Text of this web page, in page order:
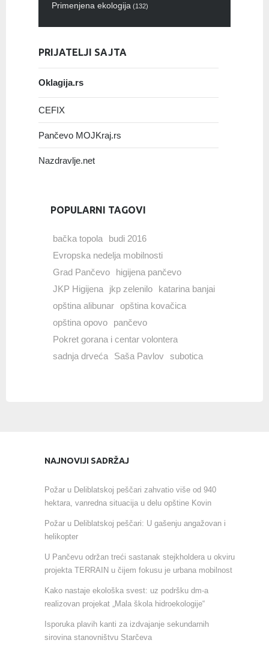
Primenjena ekologija (132)
PRIJATELJI SAJTA
Oklagija.rs
CEFIX
Pančevo MOJKraj.rs
Nazdravlje.net
POPULARNI TAGOVI
bačka topola
budi 2016
Evropska nedelja mobilnosti
Grad Pančevo
higijena pančevo
JKP Higijena
jkp zelenilo
katarina banjai
opština alibunar opština kovačica
opština opovo
pančevo
Pokret gorana i centar volontera
sadnja drveća
Saša Pavlov subotica
NAJNOVIJI SADRŽAJ
Požar u Deliblatskoj peščari zahvatio više od 940
hektara, vanredna situacija u delu opštine Kovin
Požar u Deliblatskoj peščari: U gašenju angažovan i
helikopter
U Pančevu održan treći sastanak stejkholdera u okviru
projekta TERRAIN u čijem fokusu je urbana mobilnost
Kako nastaje ekološka svest: uz podršku dm-a
realizovan projekat „Mala škola hidroekologije“
Isporuka plavih kanti za izdvajanje sekundarnih
sirovina stanovništvu Starčeva